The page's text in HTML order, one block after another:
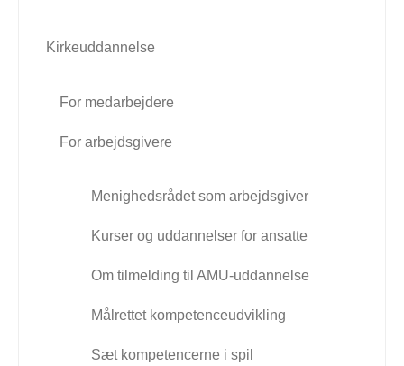
Kirkeuddannelse
For medarbejdere
For arbejdsgivere
Menighedsrådet som arbejdsgiver
Kurser og uddannelser for ansatte
Om tilmelding til AMU-uddannelse
Målrettet kompetenceudvikling
Sæt kompetencerne i spil